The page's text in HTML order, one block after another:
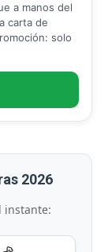
a manos del
carta de
solo
2026
instante: